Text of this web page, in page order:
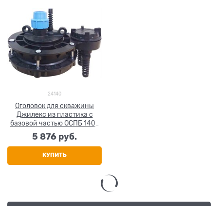
24140
Оголовок для скважины
Джилекс из пластика с
базовой частью ОСПБ 140-
160/40
5 876 руб.
КУПИТЬ